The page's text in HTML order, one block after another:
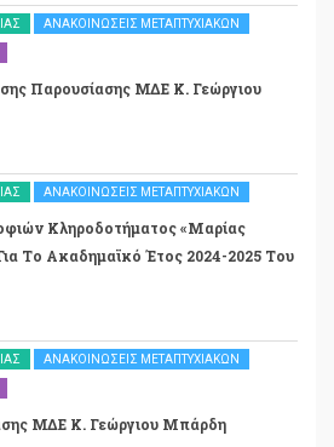
ΑΝΑΚΟΙΝΏΣΕΙΣ ΜΕΤΑΠΤΥΧΙΑΚΏΝ
Παρουσίασης ΜΔΕ Κ. Γεώργιου
ΑΝΑΚΟΙΝΏΣΕΙΣ ΜΕΤΑΠΤΥΧΙΑΚΏΝ
Κληροδοτήματος «Μαρίας
Το Ακαδημαϊκό Έτος 2024-2025 Του
ΑΝΑΚΟΙΝΏΣΕΙΣ ΜΕΤΑΠΤΥΧΙΑΚΏΝ
ΜΔΕ Κ. Γεώργιου Μπάρδη